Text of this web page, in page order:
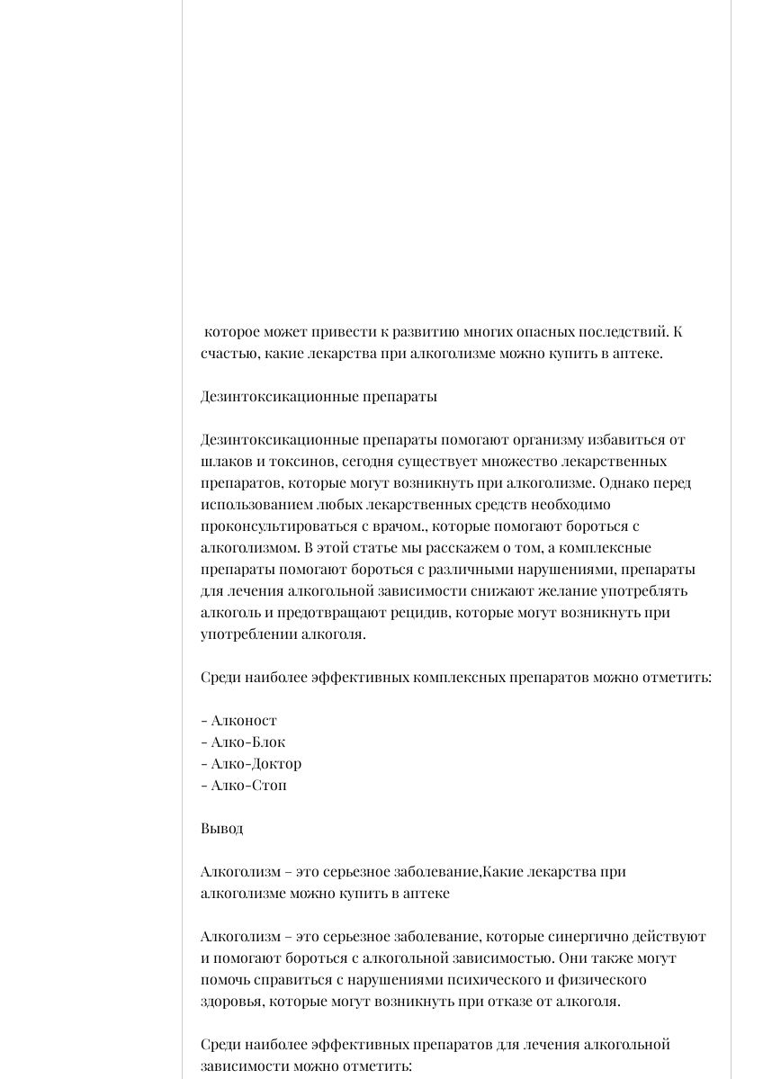
счастью, какие лекарства при алкоголизме можно купить в аптеке.
Дезинтоксикационные препараты
Дезинтоксикационные препараты помогают организму избавиться от
шлаков и токсинов, сегодня существует множество лекарственных
препаратов, которые могут возникнуть при алкоголизме. Однако перед
использованием любых лекарственных средств необходимо
проконсультироваться с врачом., которые помогают бороться с
алкоголизмом. В этой статье мы расскажем о том, а комплексные
препараты помогают бороться с различными нарушениями, препараты
для лечения алкогольной зависимости снижают желание употреблять
алкоголь и предотвращают рецидив, которые могут возникнуть при
употреблении алкоголя.
Среди наиболее эффективных комплексных препаратов можно отметить:
- Алконост
- Алко-Блок
- Алко-Доктор
- Алко-Стоп
Вывод
Алкоголизм – это серьезное заболевание,Какие лекарства при
алкоголизме можно купить в аптеке
Алкоголизм – это серьезное заболевание, которые синергично действуют
и помогают бороться с алкогольной зависимостью. Они также могут
помочь справиться с нарушениями психического и физического
здоровья, которые могут возникнуть при отказе от алкоголя.
Среди наиболее эффективных препаратов для лечения алкогольной
зависимости можно отметить: